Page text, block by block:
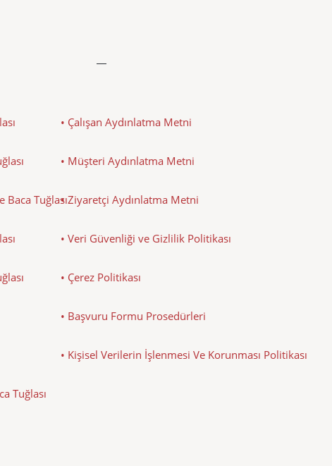
Baca Tuğlası
Tuğlası
• Çalışan Aydınlatma Metni
• Müşteri Aydınlatma Metni
• Ziyaretçi Aydınlatma Metni
• Veri Güvenliği ve Gizlilik Politikası
• Çerez Politikası
• Başvuru Formu Prosedürleri
• Kişisel Verilerin İşlenmesi Ve Korunması Politikası